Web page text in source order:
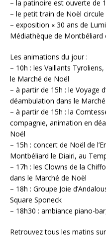
– la patinoire est ouverte de
– le petit train de Noël circule
– exposition « 30 ans de
Médiathèque de Montbéliard
Les animations du jour :
– 10h : les Vaillants
le Marché de Noël
– à partir de 15h : le Voyage
déambulation dans le
– à partir de 15h : la
compagnie, animation en
Noël
– 15h : concert de Noël de
Montbéliard le Diairi, au
– 17h : les Clowns de la
dans le Marché de Noël
– 18h : Groupe Joie
Square Sponeck
– 18h30 : ambiance piano-
Retrouvez tous les matins sur